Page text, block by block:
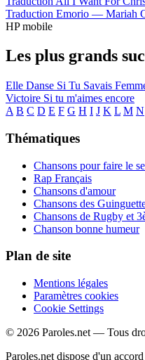
Traduction Emorio — Mariah
HP mobile
Les plus grands
Elle Danse Si Tu Savais
Victoire Si tu m'aimes encore
A B C D E F G H I J K L M N
Thématiques
Chansons pour faire le
Rap Français
Chansons d'amour
Chansons des
Chansons de Rugby et
Chanson bonne humeur
Plan de site
Mentions légales
Paramètres cookies
Cookie Settings
© 2026 Paroles.net — Tous
Paroles.net dispose d'un